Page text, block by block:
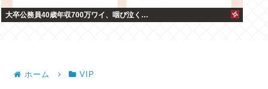
大卒公務員40歳年収700万ワイ、咽び泣く…
ホーム VIP